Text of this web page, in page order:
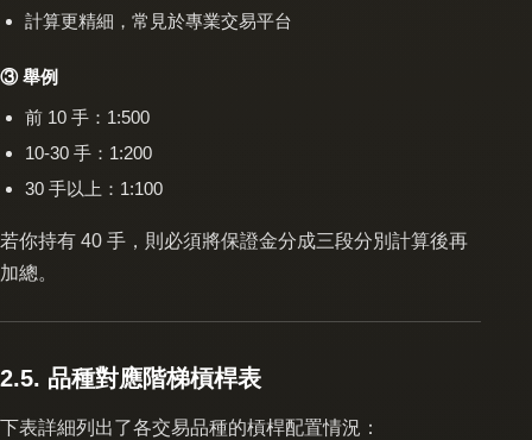
計算更精細，常見於專業交易平台
③ 舉例
前 10 手：1:500
10-30 手：1:200
30 手以上：1:100
若你持有 40 手，則必須將保證金分成三段分別計算後再
加總。
2.5. 品種對應階梯槓桿表
下表詳細列出了各交易品種的槓桿配置情況：